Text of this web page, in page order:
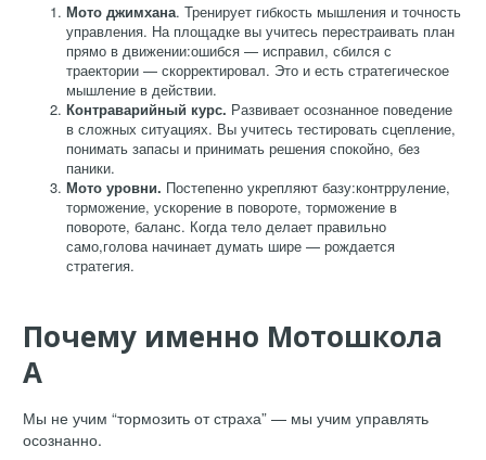
Мото джимхана. Тренирует гибкость мышления и точность
управления. На площадке вы учитесь перестраивать план
прямо в движении:ошибся — исправил, сбился с
траектории — скорректировал. Это и есть стратегическое
мышление в действии.
Контраварийный курс. Развивает осознанное поведение
в сложных ситуациях. Вы учитесь тестировать сцепление,
понимать запасы и принимать решения спокойно, без
паники.
Мото уровни. Постепенно укрепляют базу:контрруление,
торможение, ускорение в повороте, торможение в
повороте, баланс. Когда тело делает правильно
само,голова начинает думать шире — рождается
стратегия.
Почему именно Мотошкола
А
Мы не учим “тормозить от страха” — мы учим управлять
осознанно.